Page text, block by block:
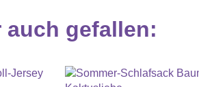
auch gefallen: